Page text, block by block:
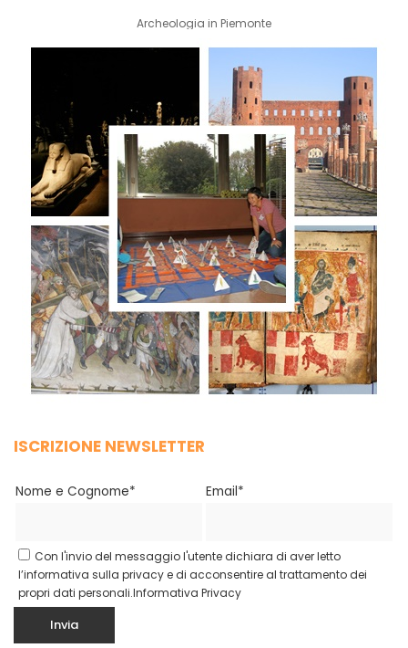
Archeologia in Piemonte
ISCRIZIONE NEWSLETTER
Nome e Cognome* Email*
Con l'invio del messaggio l'utente dichiara di aver letto
l’informativa sulla privacy e di acconsentire al trattamento dei
propri dati personali.Informativa Privacy